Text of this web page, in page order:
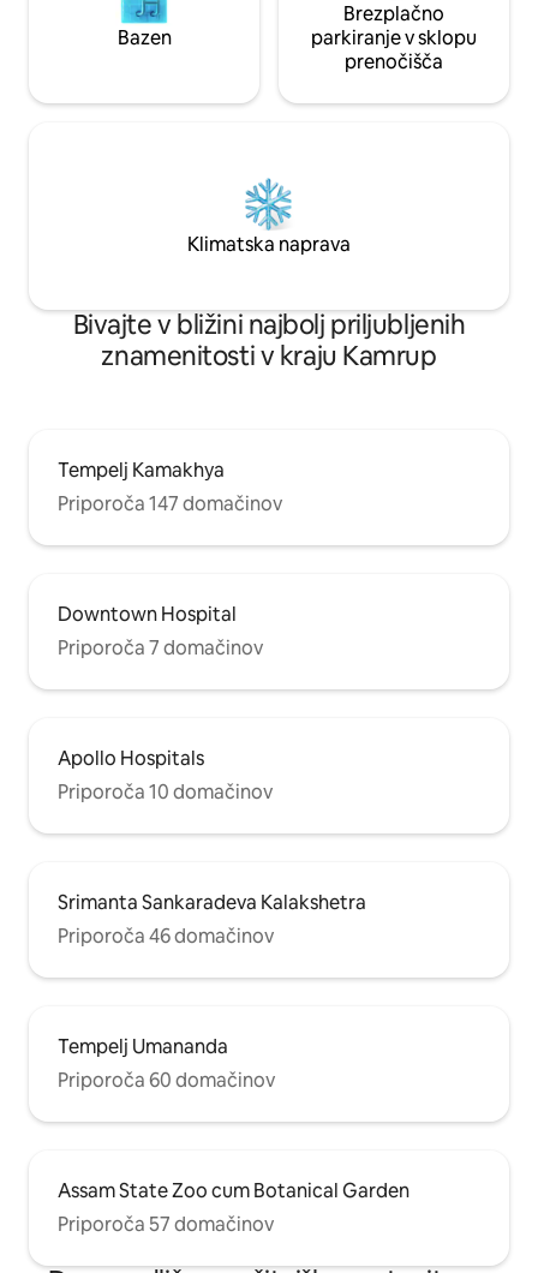
Bazen
Brezplačno
parkiranje v sklopu
prenočišča
Klimatska naprava
Bivajte v bližini najbolj priljubljenih
znamenitosti v kraju Kamrup
Tempelj Kamakhya
Priporoča 147 domačinov
Downtown Hospital
Priporoča 7 domačinov
Apollo Hospitals
Priporoča 10 domačinov
Srimanta Sankaradeva Kalakshetra
Priporoča 46 domačinov
Tempelj Umananda
Priporoča 60 domačinov
Assam State Zoo cum Botanical Garden
Priporoča 57 domačinov